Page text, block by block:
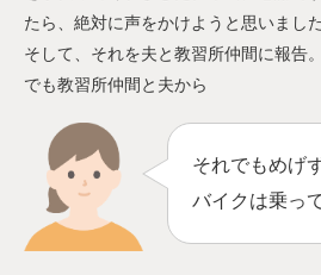
たら、絶対に声をかけようと思いました
そして、それを夫と教習所仲間に報告
でも教習所仲間と夫から
それでもめげ
バイクは乗っ